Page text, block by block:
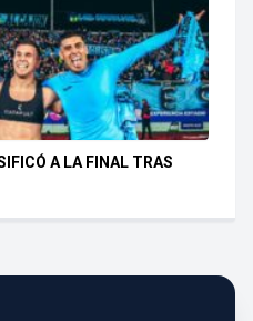
A LA FINAL TRAS